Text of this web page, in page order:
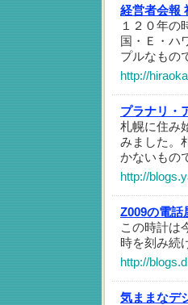
経営者会報
１２０年の
国・Ｅ・ハ
プルなもの
http://
プラナリ・
札幌に住み
みました。
かないもの
http://
Z009の電
この時計は
時を刻み続
http://
気ままなデ